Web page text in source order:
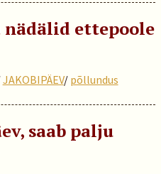
nädälid ettepoole
JAKOBIPÄEV/ põllundus
saab palju